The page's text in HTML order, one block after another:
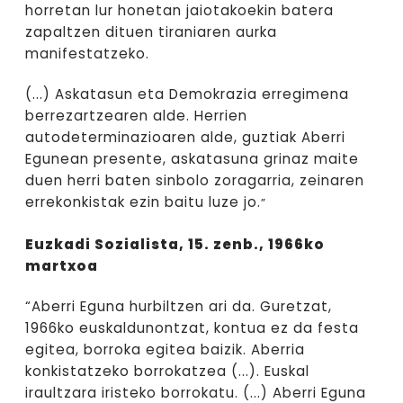
horretan lur honetan jaiotakoekin batera
zapaltzen dituen tiraniaren aurka
manifestatzeko.
(...) Askatasun eta Demokrazia erregimena
berrezartzearen alde. Herrien
autodeterminazioaren alde, guztiak Aberri
Egunean presente, askatasuna grinaz maite
duen herri baten sinbolo zoragarria, zeinaren
errekonkistak ezin baitu luze jo.”
Euzkadi Sozialista, 15. zenb., 1966ko
martxoa
“Aberri Eguna hurbiltzen ari da. Guretzat,
1966ko euskaldunontzat, kontua ez da festa
egitea, borroka egitea baizik. Aberria
konkistatzeko borrokatzea (...). Euskal
iraultzara iristeko borrokatu. (...) Aberri Eguna